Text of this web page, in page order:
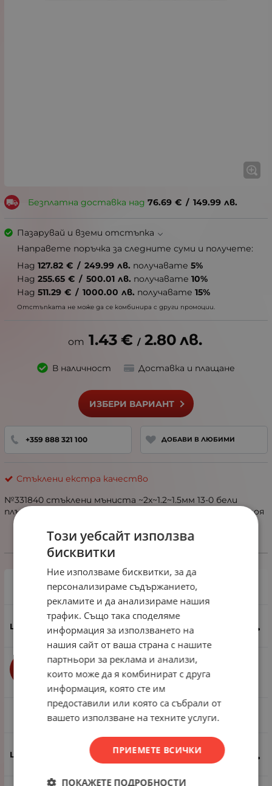
Безплатна доставка над 76.69 € / 149.99 лв.
Пазарувай и вземи отстъпка
Направете поръчка за следните суми и получете:
Над 127.82 € / 249.99 лв. получавате 5%
Над 255.65 € / 500.01 лв. получавате 10%
Над 511.29 € / 1000.00 лв. получавате 15%
Отстъпката не може да се комбинира с други промоции.
1.43 € / 2.80 лв.
В наличност Доставка и плащане
ИЗБЕРИ ВАРИАНТ
+359 888 321 100 ДОБАВИ В ЛЮБИМИ
Стъклени екстра качество
№331840 стъклени мъниста ~2x~1.2~1.5мм 13-0 бели
плътни 1-во качество отвор 0.6мм 50 грама ~7700 броя
Избери вариант
50 грама ~7700 броя
1.43 € лв.
450 грама ~69 300 броя
9.20€ / 17.99 лв.
Този уебсайт използва
бисквитки
Ние използваме бисквитки, за да
персонализираме съдържанието,
рекламите и да анализираме нашия
трафик. Също така споделяме
информация за използването на
нашия сайт от ваша страна с нашите
партньори за реклама и анализи,
които може да я комбинират с друга
информация, която сте им
предоставили или която са събрали от
вашето използване на техните услуги.
ПРИЕМЕТЕ ВСИЧКИ
ПОКАЖЕТЕ ПОДРОБНОСТИ